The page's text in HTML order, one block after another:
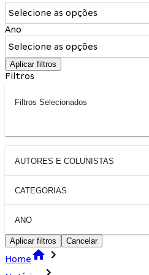
Selecione as opções
Ano
Selecione as opções
Aplicar filtros
Filtros
Filtros Selecionados
AUTORES E COLUNISTAS
CATEGORIAS
ANO
Aplicar filtros Cancelar
Home